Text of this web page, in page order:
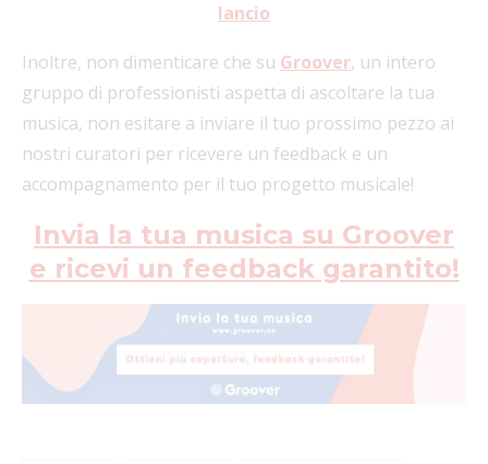
lancio
Inoltre, non dimenticare che su Groover, un intero
gruppo di professionisti aspetta di ascoltare la tua
musica, non esitare a inviare il tuo prossimo pezzo ai
nostri curatori per ricevere un feedback e un
accompagnamento per il tuo progetto musicale!
Invia la tua musica su Groover
e ricevi un feedback garantito!